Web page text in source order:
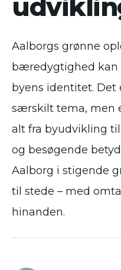
Aalborgs grønne
bæredygtighed kan
byens identitet.
særskilt tema, men
alt fra byudvikling
og besøgende
Aalborg i stigende
til stede – med
hinanden.